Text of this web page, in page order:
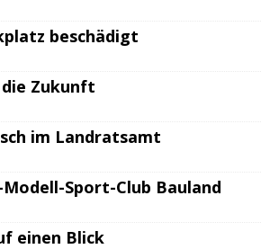
beschädigt
Zukunft
im Landratsamt
Modell-Sport-Club Bauland
einen Blick